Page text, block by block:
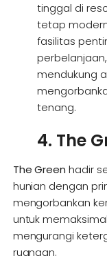
tinggal di
tetap
fasilitas
mendukung
tenang.
4. The
The Green hadir
hunian dengan
mengorbankan
untuk
mengurangi
ruangan.